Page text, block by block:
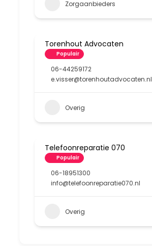
Zorgaanbieders
Torenhout Advocaten
Populair
06-44259172
e.visser@torenhoutadvocaten.nl
Overig
Telefoonreparatie 070
Populair
06-18951300
info@telefoonreparatie070.nl
Overig